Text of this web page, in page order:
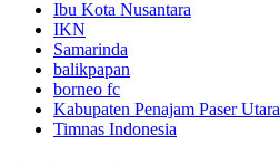
Ibu Kota Nusantara
IKN
Samarinda
balikpapan
borneo fc
Kabupaten Penajam Paser Utara
Timnas Indonesia